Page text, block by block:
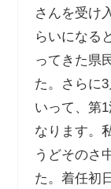
さんを受け
らいになる
ってきた県
た。さらに
いって、第
なります。
うどそのさ
た。着任初